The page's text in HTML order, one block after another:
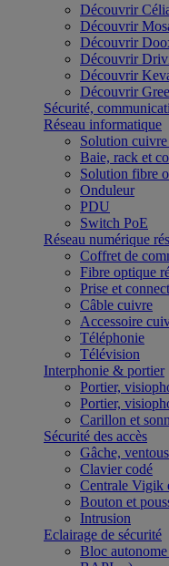
Découvrir
Découvrir
Découvrir
Découvrir
Découvrir
Découvrir
Sécurité,
Réseau informatique
Solution
Baie, rack et
Solution fibre
Onduleur
PDU
Switch PoE
Réseau numérique
Coffret de
Fibre optique
Prise et
Câble cuivre
Accessoire
Téléphonie
Télévision
Interphonie & portier
Portier,
Portier,
Carillon et
Sécurité des accès
Gâche,
Clavier codé
Centrale Vigik
Bouton et
Intrusion
Eclairage de sécurité
Bloc